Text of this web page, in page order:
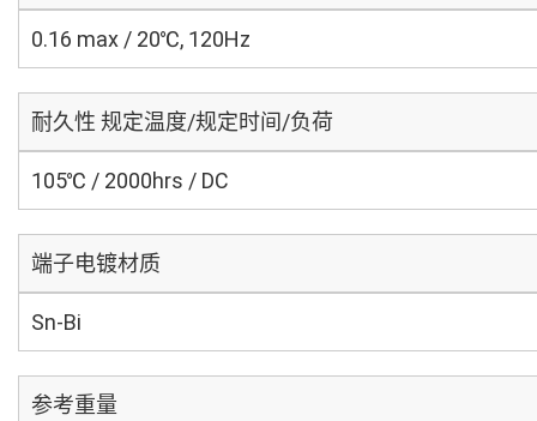
0.16 max / 20℃, 120Hz
耐久性 规定温度/规定时间/负荷
105℃ / 2000hrs / DC
端子电镀材质
Sn-Bi
参考重量